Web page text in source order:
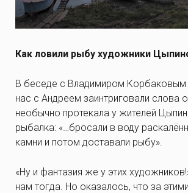
Как ловили рыбу художники
В беседе с Владимиром Корбаковым
нас с Андреем заинтриговали слова
необычно протекала у жителей
рыбалка: «…бросали в воду
камни и потом доставали рыбу».
«Ну и фантазия же у этих
нам тогда. Но оказалось, что за